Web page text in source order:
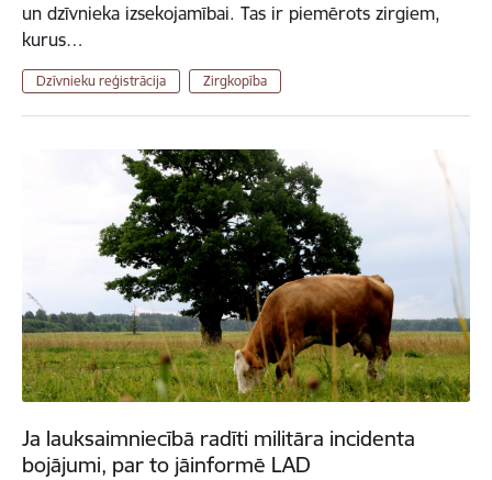
un dzīvnieka izsekojamībai. Tas ir piemērots zirgiem,
kurus…
Dzīvnieku reģistrācija Zirgkopība
Ja lauksaimniecībā radīti militāra incidenta
bojājumi, par to jāinformē LAD